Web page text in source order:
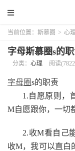
当前位置： 斯慕圈 > 心理
字母斯慕圈s的
分类： 心理 阅读
字母圈s的职责
1.自愿原则，
M自愿跟你，一切
2.收M看自己
收M，我可以直白